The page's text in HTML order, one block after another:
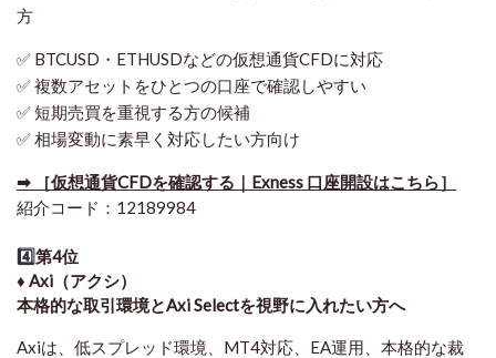
方
✅ BTCUSD・ETHUSDなどの仮想通貨CFDに対応
✅ 複数アセットをひとつの口座で確認しやすい
✅ 短期売買を重視する方の候補
✅ 相場変動に素早く対応したい方向け
➡ ［仮想通貨CFDを確認する｜Exness 口座開設はこちら］
紹介コード：12189984
4️⃣第4位
♦️ Axi（アクシ）
本格的な取引環境とAxi Selectを視野に入れたい方へ
Axiは、低スプレッド環境、MT4対応、EA運用、本格的な裁